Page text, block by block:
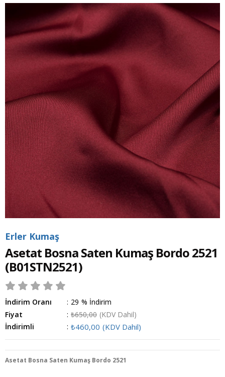
Erler Kumaş
Asetat Bosna Saten Kumaş Bordo 2521
(B01STN2521)
İndirim Oranı : %
29
İndirim
Fiyat
: ₺650,00 (KDV Dahil)
İndirimli
: ₺460,00 (KDV Dahil)
Asetat Bosna Saten Kumaş Bordo 2521